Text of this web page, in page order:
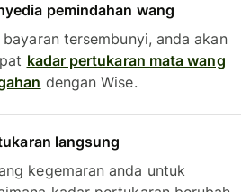
pemindahan wang
tersembunyi, anda akan
kadar pertukaran mata wang
dengan Wise.
langsung
kegemaran anda untuk